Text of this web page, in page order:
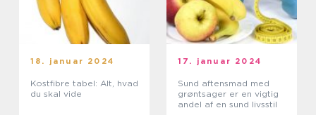
18. januar 2024
Kostfibre tabel: Alt, hvad
du skal vide
17. januar 2024
Sund aftensmad med
grøntsager er en vigtig
andel af en sund livsstil